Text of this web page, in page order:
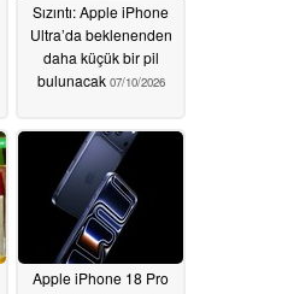
Sızıntı: Apple iPhone
Ultra’da beklenenden
daha küçük bir pil
bulunacak 07/10/2026
Apple iPhone 18 Pro